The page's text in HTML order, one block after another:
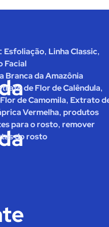
Esfoliação, Linha Classic,
Facial
Branca da Amazônia
de Flor de Calêndula,
de Camomila, Extrato
Vermelha,produtos
para o rosto,remover
do rosto